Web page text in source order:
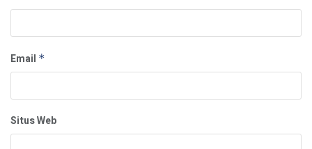
Email *
Situs Web